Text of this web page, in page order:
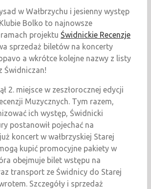
w Wałbrzychu i jesienny występ
Bolko to najnowsze
projektu Świdnickie Recenzje
sprzedaż biletów na koncerty
a wkrótce kolejne nazwy z listy
Świdniczan!
2. miejsce w zeszłorocznej edycji
Muzycznych. Tym razem,
ich występ, Świdnicki
postanowił pojechać na
koncert w wałbrzyskiej Starej
kupić promocyjne pakiety w
obejmuje bilet wstępu na
transport ze Świdnicy do Starej
Szczegóły i sprzedaż